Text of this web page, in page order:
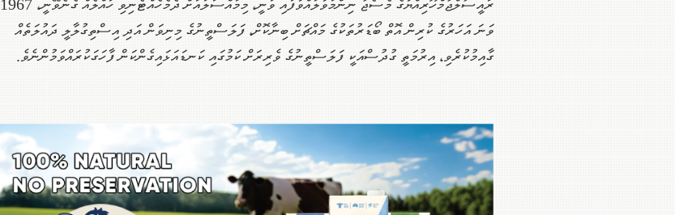
ރައީސުލްޖުމްހޫރިއްޔާގެ މެސެޖު ނިންމަވާލައްވާފައި ވަނީ، މިމައްސަލައަށް ދެމެހެއްޓެނިވި ހައްލެއް ގެނެވޭނީ، 1967
ވަނަ އަހަރުގެ ކުރިން އޮތް ބޯޑަރުތަކުގެ މައްޗަށް ބިނާކޮށް، ފަލަސްތީނުގެ މިނިވަން އަދި އިސްތިގުލާލީ ދައުލަތެއް
ގާއިމުކުރެވި، އިރުމަތީ ގުދުސްއަކީ ފަލަސްތީނުގެ ވެރިރަށް ކަމުގައި ކަނޑައަޅައިގެންކަން ފާހަގަކުރައްވަމުންނެވެ.